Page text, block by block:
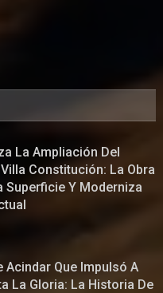
La Ampliación Del
Constitución: La Obra
Superficie Y Moderniza
Acindar Que Impulsó A
La Gloria: La Historia De